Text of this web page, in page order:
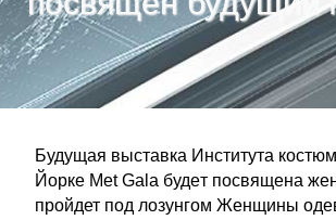
Будущая выставка Института
Йорке Met Gala будeт посвящена
пройдет под лозунгом Женщины
Рубрики»
Правила»
Контакт»